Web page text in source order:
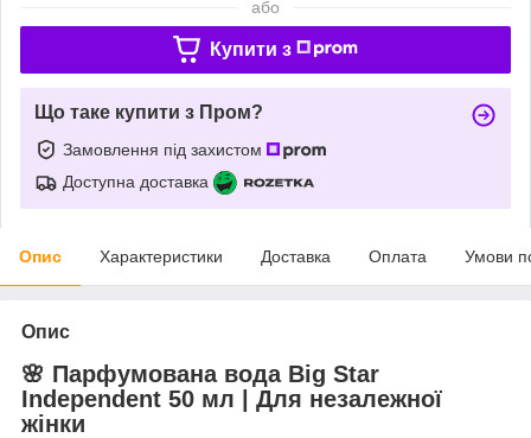
або
Купити з
Що таке купити з Пром?
Замовлення під захистом
Доступна доставка
Опис Характеристики Доставка Оплата Умови
Опис
🌸 Парфумована вода Big Star
Independent 50 мл | Для незалежної
жінки